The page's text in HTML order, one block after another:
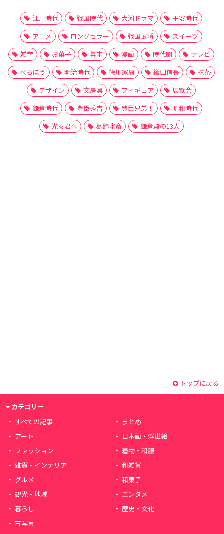
江戸時代 戦国時代 大河ドラマ
平安時代
アニメ
ロングセラー 戦国武将
スイーツ
雑学
お菓子 幕末 漫画 時代劇
テレビ
べらぼう
明治時代 徳川家康 織田信長
抹茶
デザイン
文房具 フィギュア
展覧会
鎌倉時代
豊臣秀吉 豊臣兄弟！
昭和時代
光る君へ
葛飾北斎 鎌倉殿の13人
トップに戻る
カテゴリー
すべての記事
まとめ
アート
日本画・浮世絵
ファッション
着物・和服
雑貨・インテリア
和雑貨
グルメ
和菓子
観光・地域
エンタメ
暮らし
歴史・文化
古写真